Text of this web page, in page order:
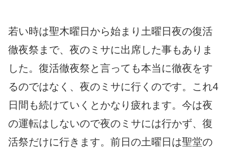
若い時は聖木曜日から始まり土曜日夜の復活
徹夜祭まで、夜のミサに出席した事もありま
した。復活徹夜祭と言っても本当に徹夜をす
るのではなく、夜のミサに行くのです。これ4
日間も続けていくとかなり疲れます。今は夜
の運転はしないので夜のミサには行かず、復
活祭だけに行きます。前日の土曜日は聖堂の